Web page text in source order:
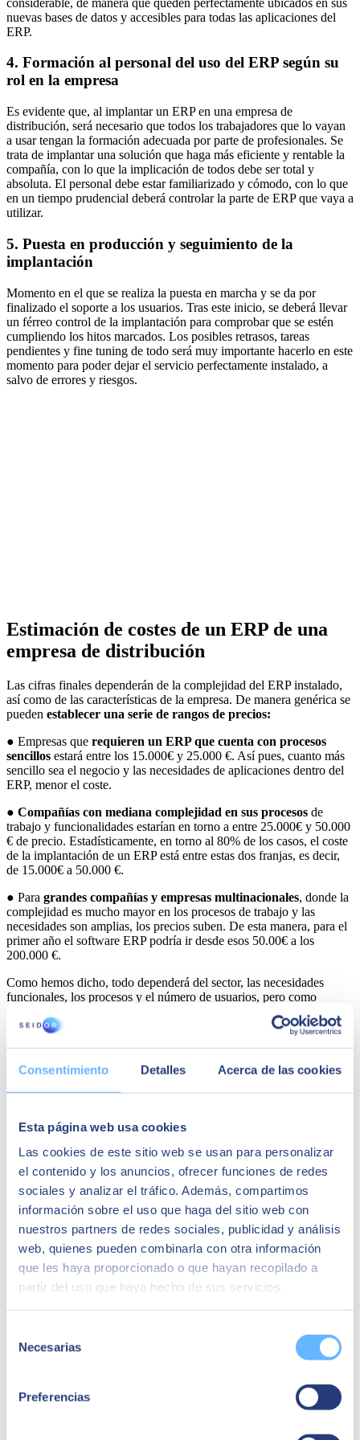
Consentimiento Detalles Acerca de las cookies
Esta página web usa cookies
Las cookies de este sitio web se usan para personalizar
el contenido y los anuncios, ofrecer funciones de redes
sociales y analizar el tráfico. Además, compartimos
información sobre el uso que haga del sitio web con
nuestros partners de redes sociales, publicidad y análisis
web, quienes pueden combinarla con otra información
que les haya proporcionado o que hayan recopilado a
partir del uso que haya hecho de sus servicios.
Necesarias
Preferencias
nuevas bases de datos y accesibles para todas las aplicaciones del
ERP.
4. Formación al personal del uso del ERP según su
rol en la empresa
Es evidente que, al implantar un ERP en una empresa de
distribución, será necesario que todos los trabajadores que lo vayan
a usar tengan la formación adecuada por parte de profesionales. Se
trata de implantar una solución que haga más eficiente y rentable la
compañía, con lo que la implicación de todos debe ser total y
absoluta. El personal debe estar familiarizado y cómodo, con lo que
en un tiempo prudencial deberá controlar la parte de ERP que vaya a
utilizar.
5. Puesta en producción y seguimiento de la
implantación
Momento en el que se realiza la puesta en marcha y se da por
finalizado el soporte a los usuarios. Tras este inicio, se deberá llevar
un férreo control de la implantación para comprobar que se estén
cumpliendo los hitos marcados. Los posibles retrasos, tareas
pendientes y fine tuning de todo será muy importante hacerlo en este
momento para poder dejar el servicio perfectamente instalado, a
salvo de errores y riesgos.
Estimación de costes de un ERP de una
empresa de distribución
Las cifras finales dependerán de la complejidad del ERP instalado,
así como de las características de la empresa. De manera genérica se
pueden establecer una serie de rangos de precios:
● Empresas que requieren un ERP que cuenta con procesos
sencillos estará entre los 15.000€ y 25.000 €. Así pues, cuanto más
sencillo sea el negocio y las necesidades de aplicaciones dentro del
ERP, menor el coste.
● Compañías con mediana complejidad en sus procesos de
trabajo y funcionalidades estarían en torno a entre 25.000€ y 50.000
€ de precio. Estadísticamente, en torno al 80% de los casos, el coste
de la implantación de un ERP está entre estas dos franjas, es decir,
de 15.000€ a 50.000 €.
● Para grandes compañías y empresas multinacionales, donde la
complejidad es mucho mayor en los procesos de trabajo y las
necesidades son amplias, los precios suben. De esta manera, para el
primer año el software ERP podría ir desde esos 50.00€ a los
200.000 €.
Como hemos dicho, todo dependerá del sector, las necesidades
funcionales, los procesos y el número de usuarios, pero como
El ERP Líder en PYMES de distribución
En este dosier te contamos cómo SAP Business One ha aplicado las
las necesidades actuales y futuras del sector.